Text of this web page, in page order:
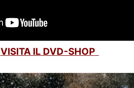
VISITA IL DVD-SHOP